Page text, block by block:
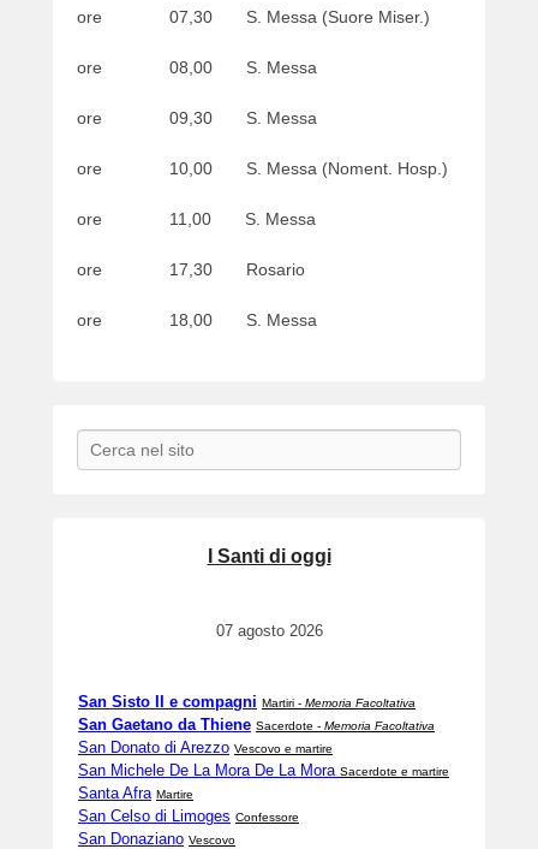
ore 07,30 S. Messa (Suore Miser.)
ore 08,00 S. Messa
ore 09,30 S. Messa
ore 10,00 S. Messa (Noment. Hosp.)
ore 11,00 S. Messa
ore 17,30 Rosario
ore 18,00 S. Messa
Search
I Santi di oggi
07 agosto 2026
San Sisto II e compagni Martiri - Memoria Facoltativa
San Gaetano da Thiene Sacerdote - Memoria Facoltativa
San Donato di Arezzo Vescovo e martire
San Michele De La Mora De La Mora Sacerdote e martire
Santa Afra Martire
San Celso di Limoges Confessore
San Donaziano Vescovo